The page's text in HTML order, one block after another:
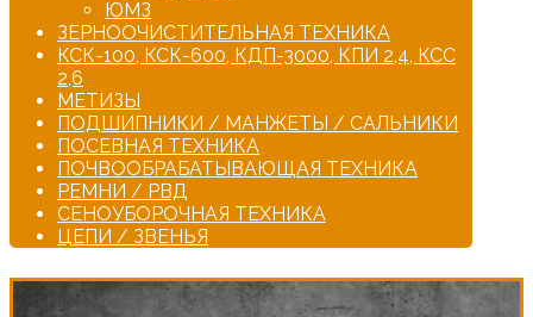
ЮМЗ
ЗЕРНООЧИСТИТЕЛЬНАЯ ТЕХНИКА
КСК-100, КСК-600, КДП-3000, КПИ 2,4, КСС
2,6
МЕТИЗЫ
ПОДШИПНИКИ / МАНЖЕТЫ / САЛЬНИКИ
ПОСЕВНАЯ ТЕХНИКА
ПОЧВООБРАБАТЫВАЮЩАЯ ТЕХНИКА
РЕМНИ / РВД
СЕНОУБОРОЧНАЯ ТЕХНИКА
ЦЕПИ / ЗВЕНЬЯ